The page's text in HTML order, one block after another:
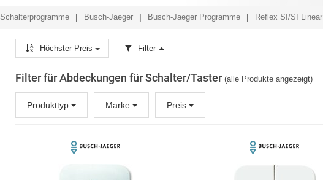
Schalterprogramme Busch-Jaeger Busch-Jaeger Programme Reflex SI/SI Linear
Höchster Preis Filter
Filter für Abdeckungen für Schalter/Taster (alle Produkte angezeigt)
Produkttyp Marke Preis